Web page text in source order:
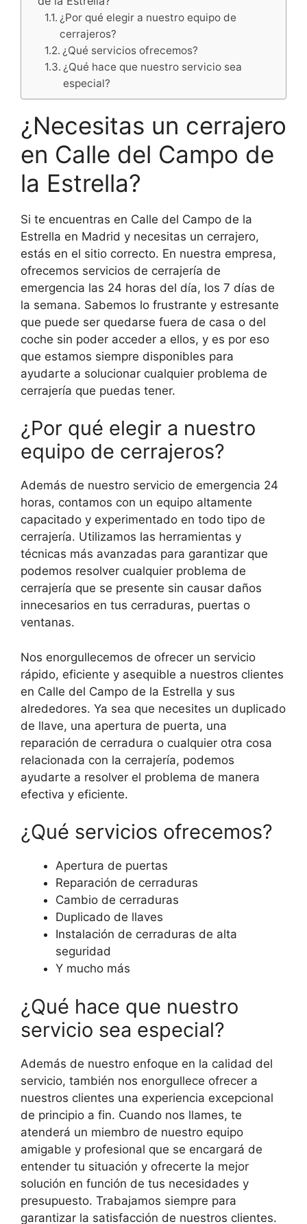
¿Por qué elegir a nuestro equipo de
cerrajeros?
¿Qué servicios ofrecemos?
¿Qué hace que nuestro servicio sea
especial?
¿Necesitas un cerrajero
en Calle del Campo de
la Estrella?
Si te encuentras en Calle del Campo de la
Estrella en Madrid y necesitas un cerrajero,
estás en el sitio correcto. En nuestra empresa,
ofrecemos servicios de cerrajería de
emergencia las 24 horas del día, los 7 días de
la semana. Sabemos lo frustrante y estresante
que puede ser quedarse fuera de casa o del
coche sin poder acceder a ellos, y es por eso
que estamos siempre disponibles para
ayudarte a solucionar cualquier problema de
cerrajería que puedas tener.
¿Por qué elegir a nuestro
equipo de cerrajeros?
Además de nuestro servicio de emergencia 24
horas, contamos con un equipo altamente
capacitado y experimentado en todo tipo de
cerrajería. Utilizamos las herramientas y
técnicas más avanzadas para garantizar que
podemos resolver cualquier problema de
cerrajería que se presente sin causar daños
innecesarios en tus cerraduras, puertas o
ventanas.
Nos enorgullecemos de ofrecer un servicio
rápido, eficiente y asequible a nuestros clientes
en Calle del Campo de la Estrella y sus
alrededores. Ya sea que necesites un duplicado
de llave, una apertura de puerta, una
reparación de cerradura o cualquier otra cosa
relacionada con la cerrajería, podemos
ayudarte a resolver el problema de manera
efectiva y eficiente.
¿Qué servicios ofrecemos?
Apertura de puertas
Reparación de cerraduras
Cambio de cerraduras
Duplicado de llaves
Instalación de cerraduras de alta
seguridad
Y mucho más
¿Qué hace que nuestro
servicio sea especial?
Además de nuestro enfoque en la calidad del
servicio, también nos enorgullece ofrecer a
nuestros clientes una experiencia excepcional
de principio a fin. Cuando nos llames, te
atenderá un miembro de nuestro equipo
amigable y profesional que se encargará de
entender tu situación y ofrecerte la mejor
solución en función de tus necesidades y
presupuesto. Trabajamos siempre para
garantizar la satisfacción de nuestros clientes.